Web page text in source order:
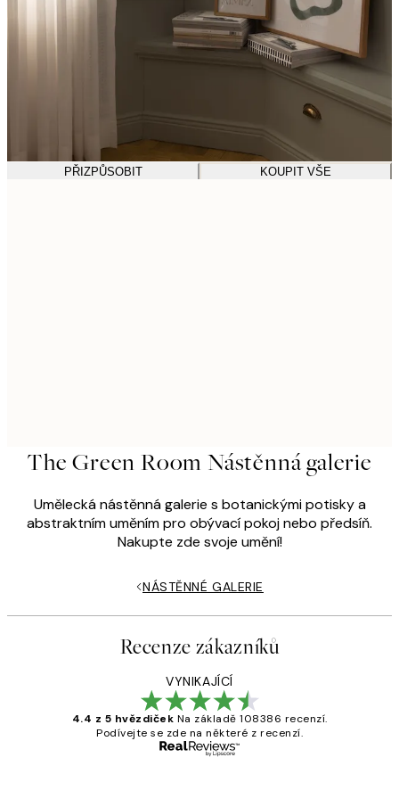
PŘIZPŮSOBIT KOUPIT VŠE
The Green Room Nástěnná galerie
Umělecká nástěnná galerie s botanickými potisky a
abstraktním uměním pro obývací pokoj nebo předsíň.
Nakupte zde svoje umění!
NÁSTĚNNÉ GALERIE
Recenze zákazníků
VYNIKAJÍCÍ
4.4 z 5 hvězdiček Na základě 108386 recenzí.
Podívejte se zde na některé z recenzí.